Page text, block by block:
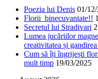
Poezia lui Denis 01/
Florii binecuvantate!!
Secretul lui Stradivari
Lumea jucăriilor
creativitatea și
Cum să îți îngrijești
mult timp 19/03/2025